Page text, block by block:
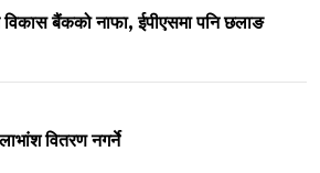
बैंकको नाफा, ईपीएसमा पनि छलाङ
वितरण नगर्ने